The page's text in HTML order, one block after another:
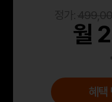
정가:
월
혜택